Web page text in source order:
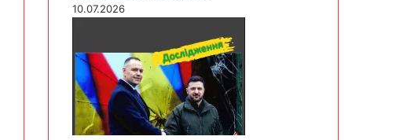
10.07.2026